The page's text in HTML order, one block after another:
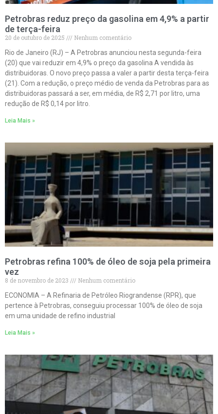
Petrobras reduz preço da gasolina em 4,9% a partir
de terça-feira
20 de outubro de 2025
Nenhum comentário
Rio de Janeiro (RJ) – A Petrobras anunciou nesta segunda-feira
(20) que vai reduzir em 4,9% o preço da gasolina A vendida às
distribuidoras. O novo preço passa a valer a partir desta terça-feira
(21). Com a redução, o preço médio de venda da Petrobras para as
distribuidoras passará a ser, em média, de R$ 2,71 por litro, uma
redução de R$ 0,14 por litro.
Leia Mais »
Petrobras refina 100% de óleo de soja pela primeira
vez
8 de novembro de 2023
Nenhum comentário
ECONOMIA – A Refinaria de Petróleo Riograndense (RPR), que
pertence à Petrobras, conseguiu processar 100% de óleo de soja
em uma unidade de refino industrial
Leia Mais »